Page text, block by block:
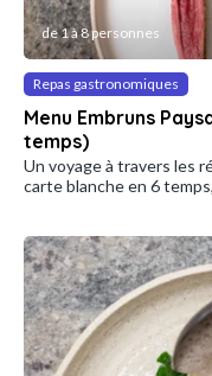
de 1 à 8 personnes
Repas gastronomiques
Menu Embruns
temps)
Un voyage à travers les
carte blanche en 6